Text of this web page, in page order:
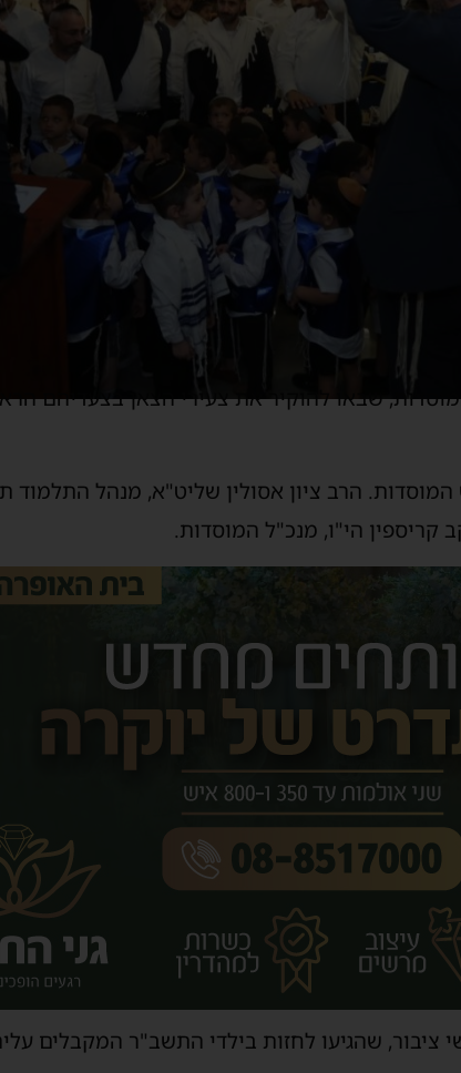
שבאו להוקיר את צעירי הצאן בצעדיהם
הרב ציון אסולין שליט"א, מנהל התלמוד
הי"ו, מנכ"ל המוסדות.
ציבור, שהגיעו לחזות בילדי התשב"ר המקבלים